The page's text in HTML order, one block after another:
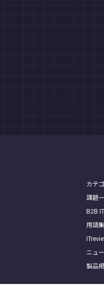
カテ
課題
B2B
用語集
ニュ
製品